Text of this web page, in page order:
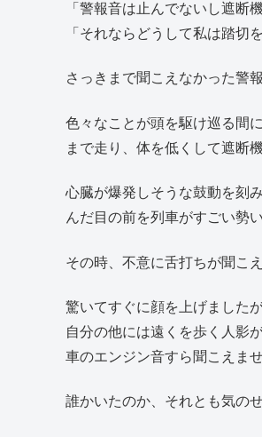
「警報音は止んでないし遮断
「それならどうして私は踏切
さっきまで聞こえなかった警
色々なことが頭を駆け巡る間
まで走り、体を低くして遮断
心臓が爆発しそうな鼓動を刻
んだ目の前を列車がすごい勢
その時、不意に舌打ちが聞こえ
驚いてすぐに顔を上げました
自分の他には遠くを歩く人影
車のエンジン音すら聞こえませ
誰かいたのか、それとも気の